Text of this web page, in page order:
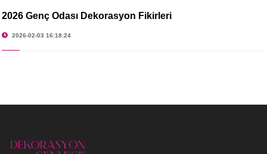
2026 Genç Odası Dekorasyon Fikirleri
2026-02-03 16:18:24